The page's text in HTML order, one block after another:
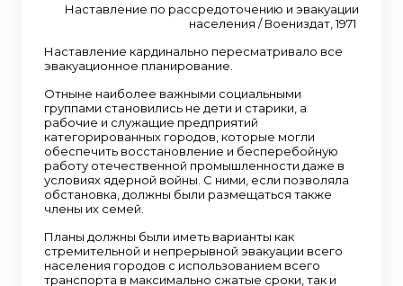
Наставление по рассредоточению и эвакуации
населения / Воениздат, 1971
Наставление кардинально пересматривало все
эвакуационное планирование.
Отныне наиболее важными социальными
группами становились не дети и старики, а
рабочие и служащие предприятий
категорированных городов, которые могли
обеспечить восстановление и бесперебойную
работу отечественной промышленности даже в
условиях ядерной войны. С ними, если позволяла
обстановка, должны были размещаться также
члены их семей.
Планы должны были иметь варианты как
стремительной и непрерывной эвакуации всего
населения городов с использованием всего
транспорта в максимально сжатые сроки, так и